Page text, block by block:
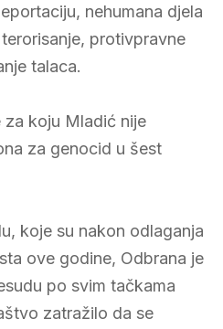
nehumana djela
protivpravne
talaca.
koju Mladić nije
za genocid u šest
koje su nakon odlaganja
ove godine, Odbrana je
po svim tačkama
zatražilo da se